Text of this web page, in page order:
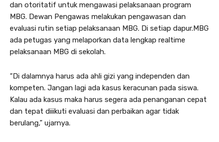
dan otoritatif untuk mengawasi pelaksanaan program
MBG. Dewan Pengawas melakukan pengawasan dan
evaluasi rutin setiap pelaksanaan MBG. Di setiap dapur.MBG
ada petugas yang melaporkan data lengkap realtime
pelaksanaan MBG di sekolah.
“Di dalamnya harus ada ahli gizi yang independen dan
kompeten. Jangan lagi ada kasus keracunan pada siswa.
Kalau ada kasus maka harus segera ada penanganan cepat
dan tepat diiikuti evaluasi dan perbaikan agar tidak
berulang,” ujarnya.